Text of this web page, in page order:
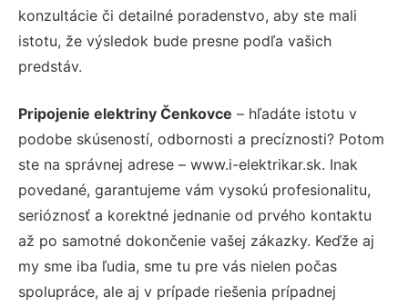
konzultácie či detailné poradenstvo, aby ste mali
istotu, že výsledok bude presne podľa vašich
predstáv.
Pripojenie elektriny Čenkovce – hľadáte istotu v
podobe skúseností, odbornosti a precíznosti? Potom
ste na správnej adrese – www.i-elektrikar.sk. Inak
povedané, garantujeme vám vysokú profesionalitu,
serióznosť a korektné jednanie od prvého kontaktu
až po samotné dokončenie vašej zákazky. Keďže aj
my sme iba ľudia, sme tu pre vás nielen počas
spolupráce, ale aj v prípade riešenia prípadnej